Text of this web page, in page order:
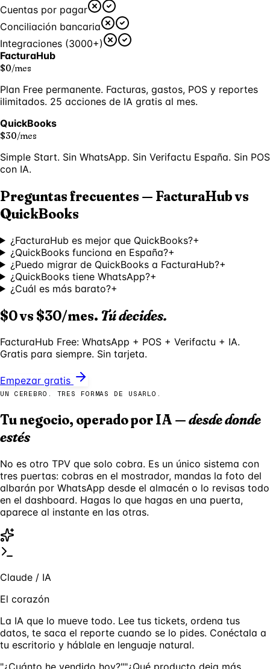
Cuentas por pagar
Conciliación bancaria
Integraciones (3000+)
FacturaHub
$0/mes
Plan Free permanente. Facturas, gastos, POS y reportes
ilimitados. 25 acciones de IA gratis al mes.
QuickBooks
$30/mes
Simple Start. Sin WhatsApp. Sin Verifactu España. Sin POS
con IA.
Preguntas frecuentes — FacturaHub vs
QuickBooks
¿FacturaHub es mejor que QuickBooks?+
¿QuickBooks funciona en España?+
¿Puedo migrar de QuickBooks a FacturaHub?+
¿QuickBooks tiene WhatsApp?+
¿Cuál es más barato?+
$0 vs $30/mes. Tú decides.
FacturaHub Free: WhatsApp + POS + Verifactu + IA.
Gratis para siempre. Sin tarjeta.
Empezar gratis
UN CEREBRO. TRES FORMAS DE USARLO.
Tu negocio, operado por IA —desde donde
estés
No es otro TPV que solo cobra. Es un único sistema con
tres puertas: cobras en el mostrador, mandas la foto del
albarán por WhatsApp desde el almacén o lo revisas todo
en el dashboard. Hagas lo que hagas en una puerta,
aparece al instante en las otras.
Claude / IA
El corazón
La IA que lo mueve todo. Lee tus tickets, ordena tus
datos, te saca el reporte cuando se lo pides. Conéctala a
tu escritorio y háblale en lenguaje natural.